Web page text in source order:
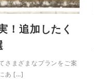
！追加したく
さまざまなプランをご案
あ […]